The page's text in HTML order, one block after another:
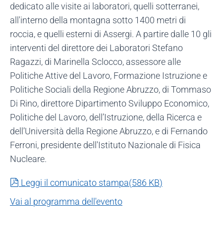
dedicato alle visite ai laboratori, quelli sotterranei,
all'interno della montagna sotto 1400 metri di
roccia, e quelli esterni di Assergi. A partire dalle 10 gli
interventi del direttore dei Laboratori Stefano
Ragazzi, di Marinella Sclocco, assessore alle
Politiche Attive del Lavoro, Formazione Istruzione e
Politiche Sociali della Regione Abruzzo, di Tommaso
Di Rino, direttore Dipartimento Sviluppo Economico,
Politiche del Lavoro, dell’Istruzione, della Ricerca e
dell’Università della Regione Abruzzo, e di Fernando
Ferroni, presidente dell'Istituto Nazionale di Fisica
Nucleare.
pdf
Leggi il comunicato stampa(586 KB)
Vai al programma dell'evento